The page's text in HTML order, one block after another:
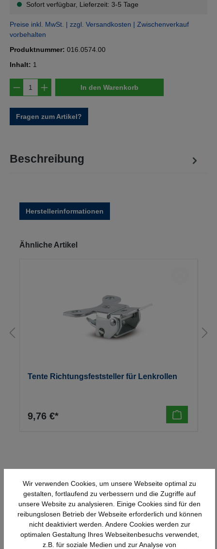
Sofort verfügbar, Lieferzeit: 3-5 Tage
Preise inkl. MwSt. | zzgl. Versandkosten | Zwischenverkauf
vorbehalten
Produktnummer: 016.0574.00
Inhalt: 1
Produkt Anzahl: Gib den gewünschten
In den Warenkorb
Fragen zum Artikel?
Beschreibung
Herstellerinformationen
Produktgalerie überspringen
Ähnliche Artikel
Tente Richtungsfeststeller für Lenkrollen
9,76 €*
Schnelle Lieferung
Bundesweit
Topmarken
Faire Preise
Wir verwenden Cookies, um unsere Webseite optimal zu
gestalten, fortlaufend zu verbessern und die Zugriffe auf
unsere Website zu analysieren. Einige Cookies sind für den
reibungslosen Betrieb der Webseite erforderlich und können
nicht deaktiviert werden. Andere Cookies werden zur
optimalen Gestaltung Ihres Webseitenbesuchs verwendet,
z.B. für soziale Medien und zur Analyse von